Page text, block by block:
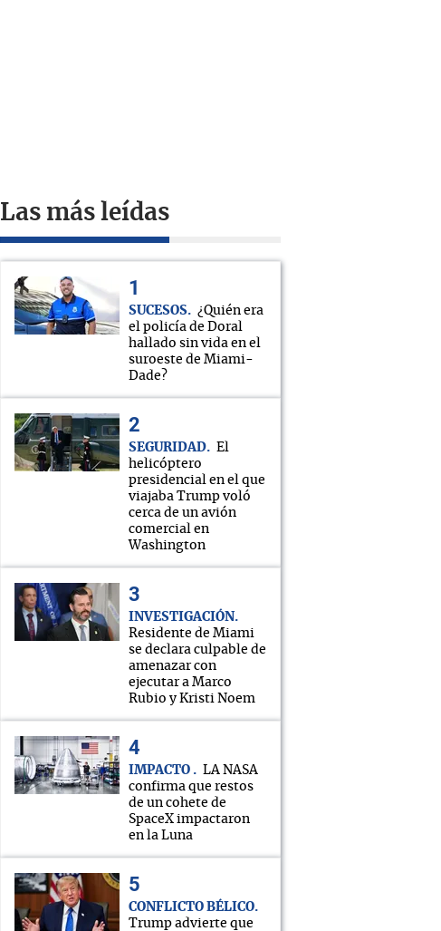
Las más leídas
SUCESOS
¿Quién era
el policía de Doral
hallado sin vida en el
suroeste de Miami-
Dade?
SEGURIDAD
El
helicóptero
presidencial en el que
viajaba Trump voló
cerca de un avión
comercial en
Washington
INVESTIGACIÓN
Residente de Miami
se declara culpable de
amenazar con
ejecutar a Marco
Rubio y Kristi Noem
IMPACTO
LA NASA
confirma que restos
de un cohete de
SpaceX impactaron
en la Luna
CONFLICTO BÉLICO
Trump advierte que